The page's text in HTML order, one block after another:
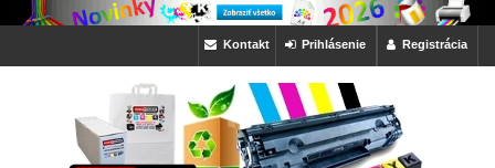
Registrácia
Prihlásenie
Kontakt